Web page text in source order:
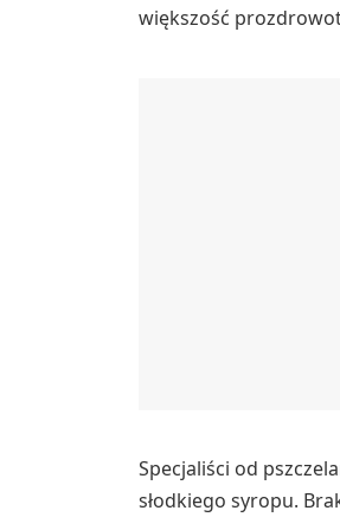
większość
Specjaliści od
słodkiego syropu.